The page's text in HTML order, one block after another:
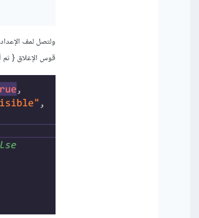
قوس الإغلاق { ثم